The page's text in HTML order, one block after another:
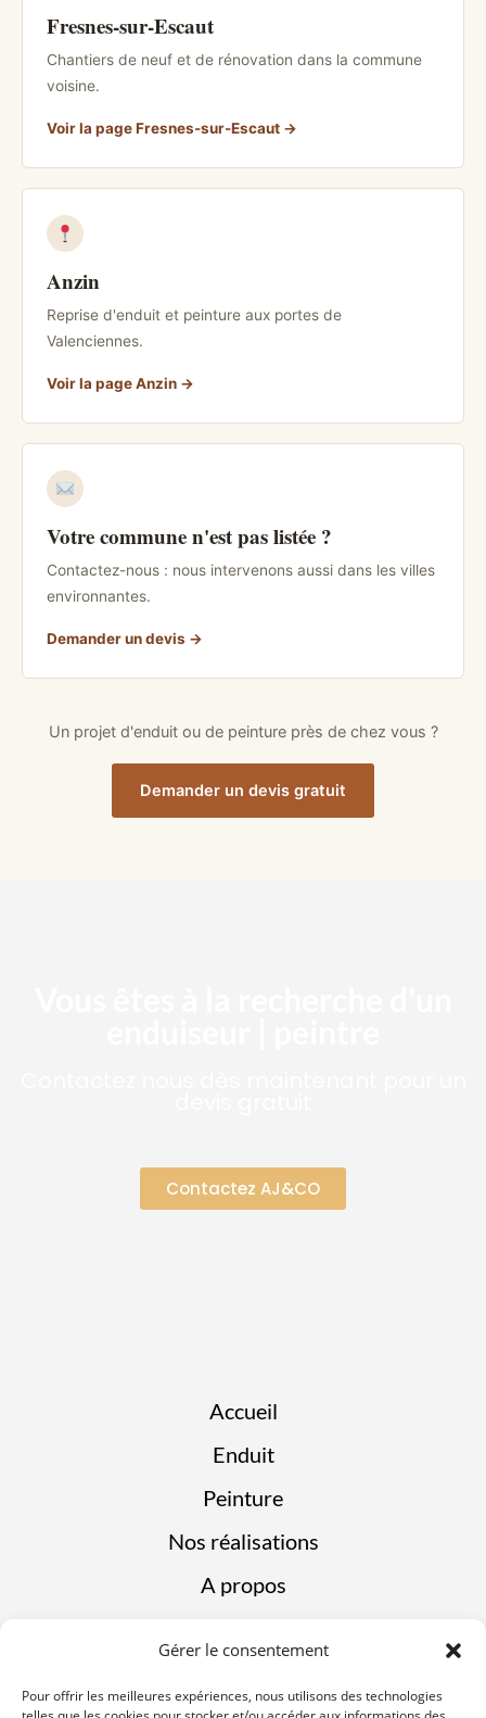
Gérer le consentement
Pour offrir les meilleures expériences, nous utilisons des technologies
Fresnes-sur-Escaut
Chantiers de neuf et de rénovation dans la commune
voisine.
Voir la page Fresnes-sur-Escaut
Anzin
Reprise d'enduit et peinture aux portes de
Valenciennes.
Voir la page Anzin
Votre commune n'est pas listée ?
Contactez-nous : nous intervenons aussi dans les villes
environnantes.
Demander un devis
Un projet d'enduit ou de peinture près de chez vous ?
Demander un devis gratuit
Contactez AJ&CO
Accueil
Enduit
Peinture
Nos réalisations
A propos